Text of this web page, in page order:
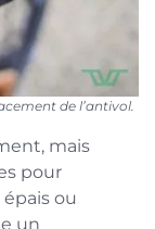
de l’antivol.
mais
pour
ou
un